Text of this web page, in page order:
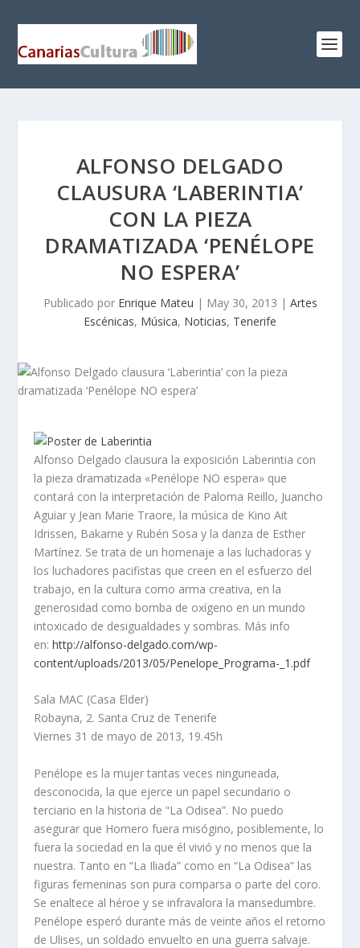
ALFONSO DELGADO
CLAUSURA ‘LABERINTIA’
CON LA PIEZA
DRAMATIZADA ‘PENÉLOPE
NO ESPERA’
Publicado por Enrique Mateu | May 30, 2013 | Artes
Escénicas, Música, Noticias, Tenerife
Alfonso Delgado clausura la exposición Laberintia con
la pieza dramatizada «Penélope NO espera» que
contará con la interpretación de Paloma Reillo, Juancho
Aguiar y Jean Marie Traore, la música de Kino Ait
Idrissen, Bakarne y Rubén Sosa y la danza de Esther
Martínez. Se trata de un homenaje a las luchadoras y
los luchadores pacifistas que creen en el esfuerzo del
trabajo, en la cultura como arma creativa, en la
generosidad como bomba de oxígeno en un mundo
intoxicado de desigualdades y sombras. Más info
en:http://alfonso-delgado.com/wp-
content/uploads/2013/05/Penelope_Programa-_1.pdf
Sala MAC (Casa Elder)
Robayna, 2. Santa Cruz de Tenerife
Viernes 31 de mayo de 2013, 19.45h
Penélope es la mujer tantas veces ninguneada,
desconocida, la que ejerce un papel secundario o
terciario en la historia de “La Odisea”. No puedo
asegurar que Homero fuera misógino, posiblemente, lo
fuera la sociedad en la que él vivió y no menos que la
nuestra. Tanto en “La Iliada” como en “La Odisea” las
figuras femeninas son pura comparsa o parte del coro.
Se enaltece al héroe y se infravalora la mansedumbre.
Penélope esperó durante más de veinte años el retorno
de Ulises, un soldado envuelto en una guerra salvaje.